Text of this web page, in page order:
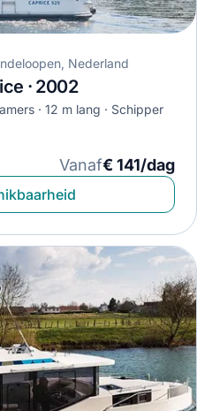
Nederland
· 2002
12 m lang
Schipper
Vanaf€ 141/dag